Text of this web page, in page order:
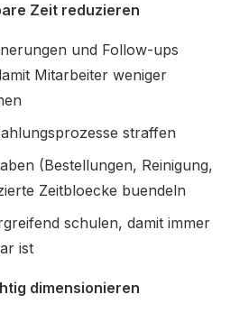
Zeit reduzieren
und Follow-ups
Mitarbeiter weniger
straffen
(Bestellungen, Reinigung,
Zeitbloecke buendeln
schulen, damit immer
ist
dimensionieren